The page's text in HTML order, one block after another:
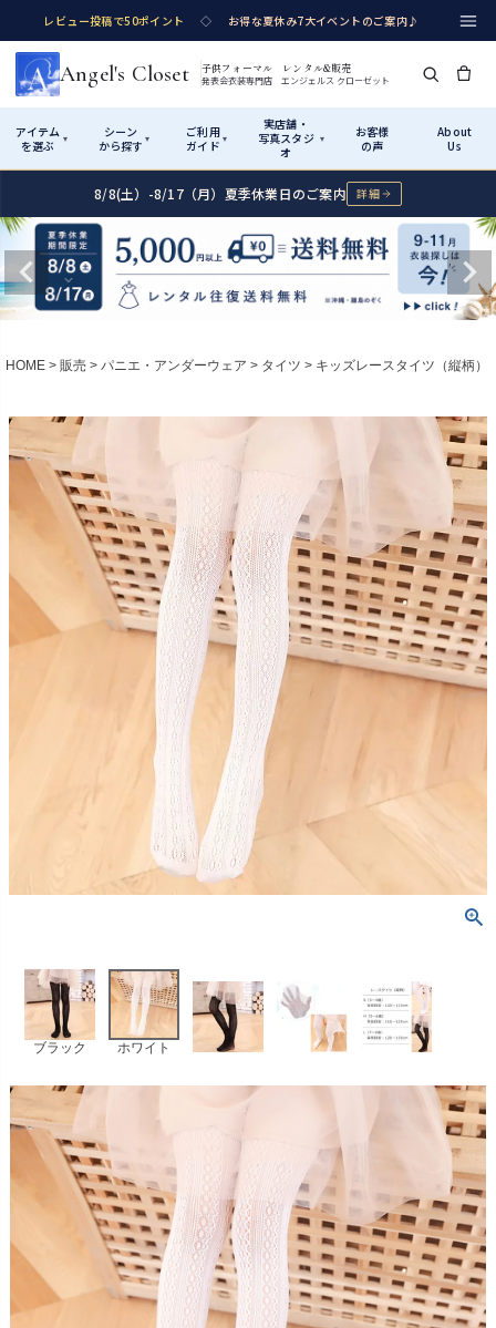
レビュー投稿で50ポイント ◇ お得な夏休み7大イベントのご案内♪
Angel's Closet 子供フォーマル レンタル&販売
発表会衣装専門店 エンジェルス クローゼット
アイテム
を選ぶ
▾
シーン
から探す ▾
ご利用
ガイド ▾
実店舗・
写真スタジ
オ
▾
お客様
の声
About
Us
Shop by Category アイテムから探す
カテゴリ詳細→ サイズで選ぶ →
女の子ドレス 男の子スーツ
七五三着物 シューズ
小物・アクセ パニエ
レディース
コスチューム
インナー・パニエ アクセサリー
Shop by Occasion シーンから探す
性別・サイズで絞り込む→
Season Best
Recital & Concours
発表会・コンクール
舞台で輝くステージ衣装
Wedding
結婚式
フラワーガール・リングボーイ・ゲ
スト
Graduation & Entrance
卒業式・入学式
きちんと感のあるフォーマル
七五三
3歳・5歳・7歳の晴れの日
How It Works ご利用ガイド
Startはじめに
01
レンタル・販売の入口
02 サイズの選び方
測り方と目安
03 Angel's Closetについて
創業2003年からの想い
レンタル
04 レンタルのご案内
予約・配送・返却・料金
汚れ・キズ・破損の補償
ご購入・サポート
販売・共通のご案内
09 お問い合わせ
電話・メール・LINE
Visit Us 実店舗・写真スタジオ
実店舗 つくば店
Tsukuba Boutique
茨城県土浦市大町14-16-1F
10:00–18:00（完全予約制）
Photography
写真スタジオ APS
Angel's Photo Studio
七五三・発表会・記念撮影
予約 Web または お電話
ヘアメイク・着付け
8/8(土）-8/17（月）夏季休業日のご案内 詳細
HOME 販売 パニエ・アンダーウェア タイツ キッズレースタイツ（縦柄）
ブラック ホワイト